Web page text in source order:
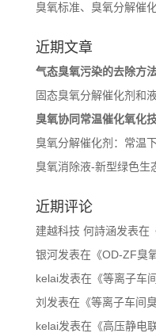
臭氧标准、臭氧分解催
近期文章
气态臭氧污染的去除方
固态臭氧分解催化剂和
臭氧协同常温催化氧化
臭氧分解催化剂：常温
臭氧消除液-新型绿色生
近期评论
建越科技 何詩涵发表在
银河发表在《OD-ZF臭
kelai发表在《等离子车
刘发表在《等离子车间
kelai发表在《高压静电